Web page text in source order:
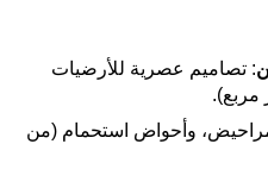
: تصاميم عصرية للأرضيات
وأحواض استحمام (من